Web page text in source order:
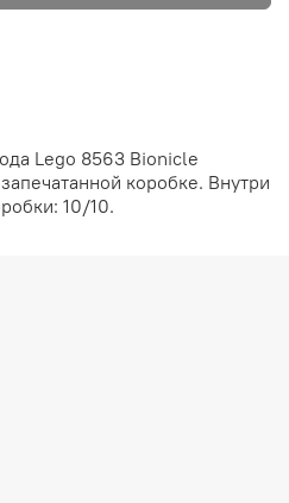
Lego 8563 Bionicle
коробке. Внутри
10/10.